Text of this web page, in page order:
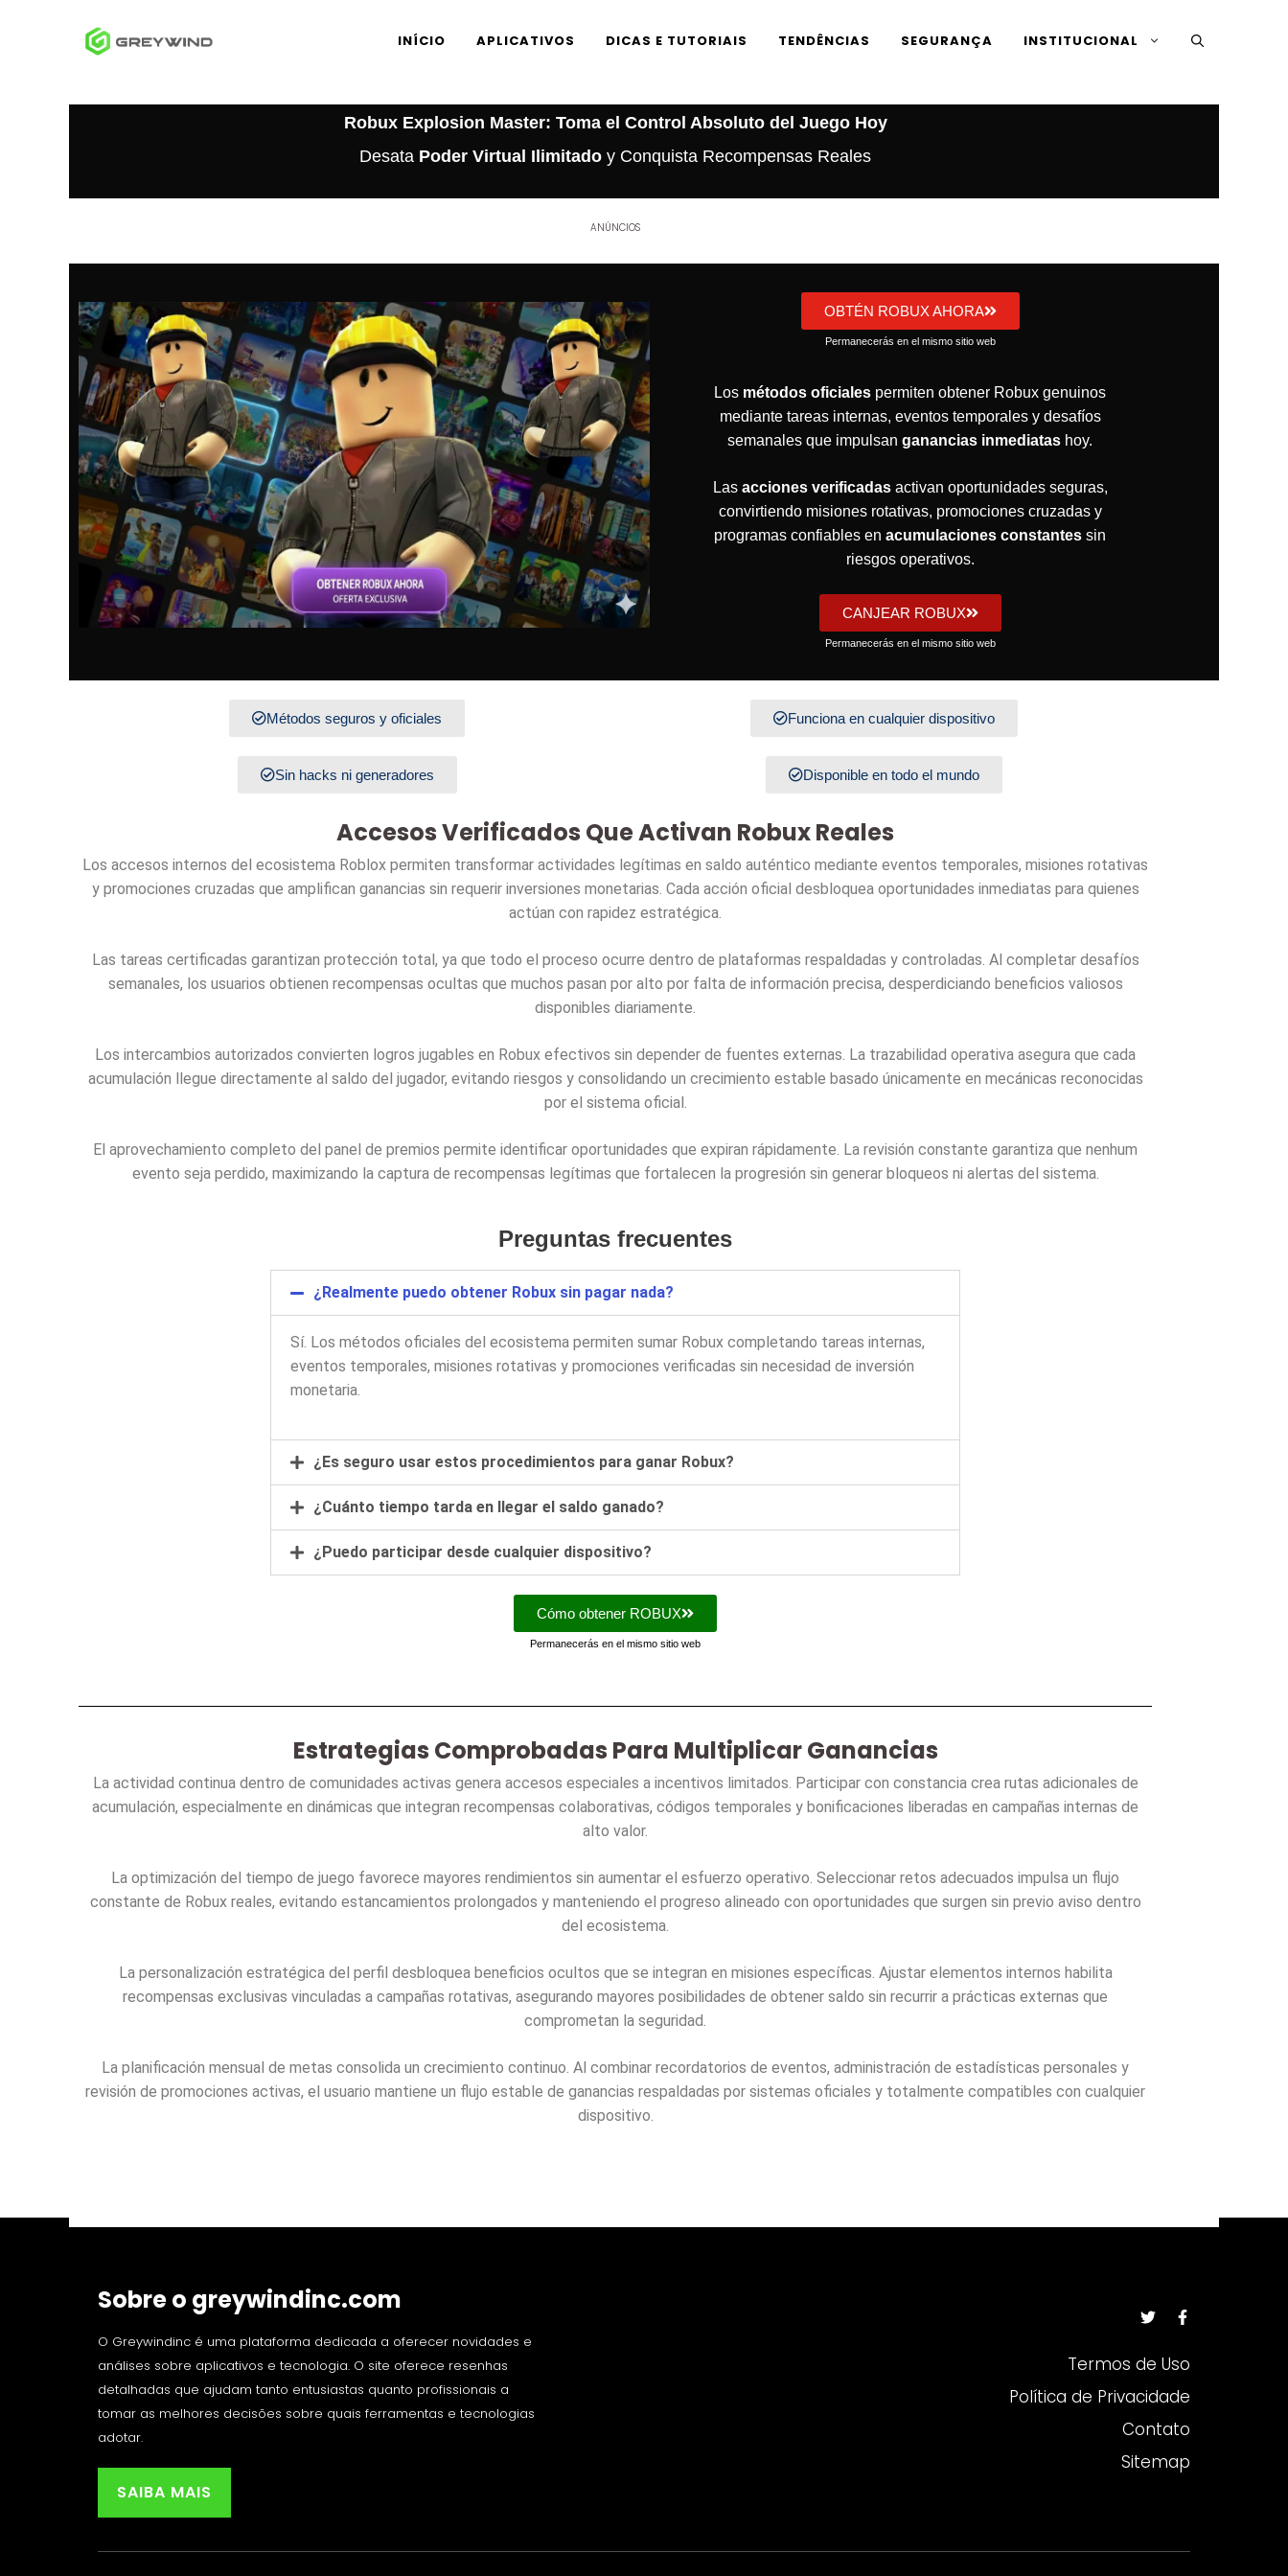
INÍCIO APLICATIVOS DICAS E TUTORIAIS TENDÊNCIAS SEGURANÇA INSTITUCIONAL
Robux Explosion Master: Toma el Control Absoluto del Juego Hoy
Desata Poder Virtual Ilimitado y Conquista Recompensas Reales
ANÚNCIOS
OBTÉN ROBUX AHORA
Permanecerás en el mismo sitio web
Los métodos oficiales permiten obtener Robux genuinos
mediante tareas internas, eventos temporales y desafíos
semanales que impulsanganancias inmediatas hoy.
Las acciones verificadasactivan oportunidades seguras,
convirtiendo misiones rotativas, promociones cruzadas y
programas confiables enacumulaciones constantes sin
riesgos operativos.
CANJEAR ROBUX
Permanecerás en el mismo sitio web
Métodos seguros y oficiales Funciona en cualquier dispositivo
Sin hacks ni generadores Disponible en todo el mundo
Accesos Verificados Que Activan Robux Reales
Los accesos internos del ecosistema Roblox permiten transformar actividades legítimas en saldo auténtico mediante eventos temporales, misiones rotativas
y promociones cruzadas que amplifican ganancias sin requerir inversiones monetarias. Cada acción oficial desbloquea oportunidades inmediatas para quienes
actúan con rapidez estratégica.
Las tareas certificadas garantizan protección total, ya que todo el proceso ocurre dentro de plataformas respaldadas y controladas. Al completar desafíos
semanales, los usuarios obtienen recompensas ocultas que muchos pasan por alto por falta de información precisa, desperdiciando beneficios valiosos
disponibles diariamente.
Los intercambios autorizados convierten logros jugables en Robux efectivos sin depender de fuentes externas. La trazabilidad operativa asegura que cada
acumulación llegue directamente al saldo del jugador, evitando riesgos y consolidando un crecimiento estable basado únicamente en mecánicas reconocidas
por el sistema oficial.
El aprovechamiento completo del panel de premios permite identificar oportunidades que expiran rápidamente. La revisión constante garantiza que nenhum
evento seja perdido, maximizando la captura de recompensas legítimas que fortalecen la progresión sin generar bloqueos ni alertas del sistema.
Preguntas frecuentes
¿Realmente puedo obtener Robux sin pagar nada?
Sí. Los métodos oficiales del ecosistema permiten sumar Robux completando tareas internas,
eventos temporales, misiones rotativas y promociones verificadas sin necesidad de inversión
monetaria.
¿Es seguro usar estos procedimientos para ganar Robux?
¿Cuánto tiempo tarda en llegar el saldo ganado?
¿Puedo participar desde cualquier dispositivo?
Cómo obtener ROBUX
Permanecerás en el mismo sitio web
Estrategias Comprobadas Para Multiplicar Ganancias
La actividad continua dentro de comunidades activas genera accesos especiales a incentivos limitados. Participar con constancia crea rutas adicionales de
acumulación, especialmente en dinámicas que integran recompensas colaborativas, códigos temporales y bonificaciones liberadas en campañas internas de
alto valor.
La optimización del tiempo de juego favorece mayores rendimientos sin aumentar el esfuerzo operativo. Seleccionar retos adecuados impulsa un flujo
constante de Robux reales, evitando estancamientos prolongados y manteniendo el progreso alineado con oportunidades que surgen sin previo aviso dentro
del ecosistema.
La personalización estratégica del perfil desbloquea beneficios ocultos que se integran en misiones específicas. Ajustar elementos internos habilita
recompensas exclusivas vinculadas a campañas rotativas, asegurando mayores posibilidades de obtener saldo sin recurrir a prácticas externas que
comprometan la seguridad.
La planificación mensual de metas consolida un crecimiento continuo. Al combinar recordatorios de eventos, administración de estadísticas personales y
revisión de promociones activas, el usuario mantiene un flujo estable de ganancias respaldadas por sistemas oficiales y totalmente compatibles con cualquier
dispositivo.
Sobre o greywindinc.com
O Greywindinc é uma plataforma dedicada a oferecer novidades e
análises sobre aplicativos e tecnologia. O site oferece resenhas
detalhadas que ajudam tanto entusiastas quanto profissionais a
tomar as melhores decisões sobre quais ferramentas e tecnologias
adotar.
SAIBA MAIS
Termos de Uso
Política de Privacidade
Contato
Sitemap